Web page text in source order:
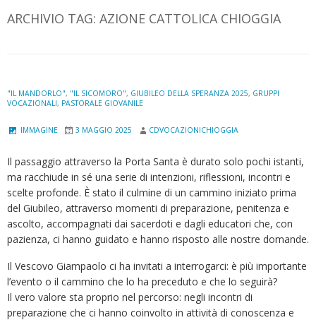
ARCHIVIO TAG: AZIONE CATTOLICA CHIOGGIA
"IL MANDORLO", "IL SICOMORO", GIUBILEO DELLA SPERANZA 2025, GRUPPI
VOCAZIONALI, PASTORALE GIOVANILE
IMMAGINE 3 MAGGIO 2025 CDVOCAZIONICHIOGGIA
Il passaggio attraverso la Porta Santa è durato solo pochi istanti,
ma racchiude in sé una serie di intenzioni, riflessioni, incontri e
scelte profonde. È stato il culmine di un cammino iniziato prima
del Giubileo, attraverso momenti di preparazione, penitenza e
ascolto, accompagnati dai sacerdoti e dagli educatori che, con
pazienza, ci hanno guidato e hanno risposto alle nostre domande.
Il Vescovo Giampaolo ci ha invitati a interrogarci: è più importante
l’evento o il cammino che lo ha preceduto e che lo seguirà?
Il vero valore sta proprio nel percorso: negli incontri di
preparazione che ci hanno coinvolto in attività di conoscenza e